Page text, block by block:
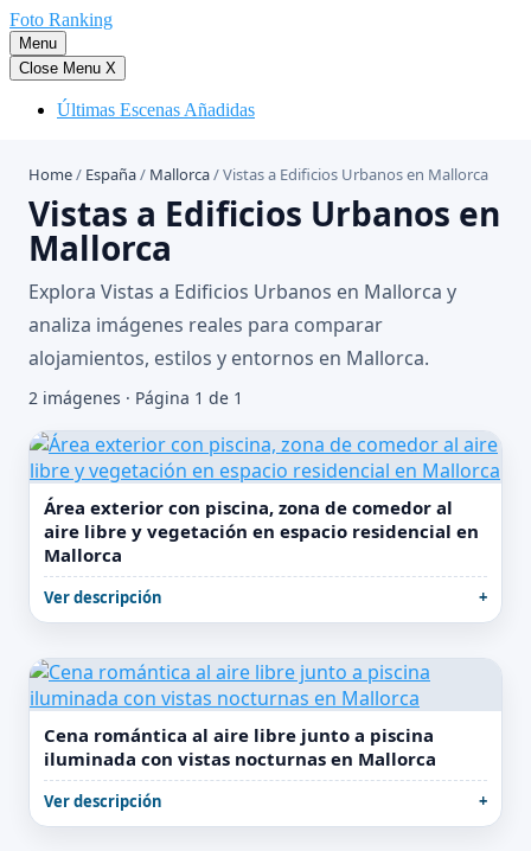
Saltar
al
contenido
Foto Ranking
Menu
Close Menu X
Últimas Escenas Añadidas
Home/ España/ Mallorca/Vistas a Edificios Urbanos en Mallorca
Vistas a Edificios Urbanos en
Mallorca
Explora Vistas a Edificios Urbanos en Mallorca y
analiza imágenes reales para comparar
alojamientos, estilos y entornos en Mallorca.
2 imágenes · Página 1 de 1
Área exterior con piscina, zona de comedor al
aire libre y vegetación en espacio residencial en
Mallorca
Ver descripción
Cena romántica al aire libre junto a piscina
iluminada con vistas nocturnas en Mallorca
Ver descripción